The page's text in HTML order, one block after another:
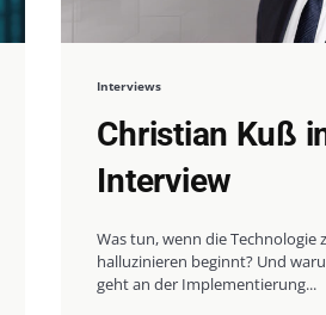
Interviews
Christian Kuß
Interview
Was tun, wenn die Technologie
halluzinieren beginnt? Und
geht an der Implementierung...